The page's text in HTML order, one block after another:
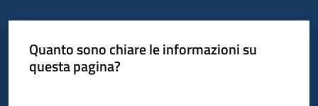
Quanto sono chiare le informazioni su
questa pagina?